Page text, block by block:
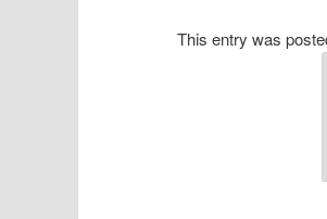
This entry was